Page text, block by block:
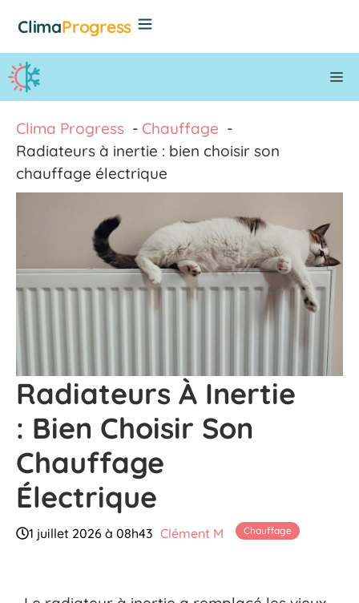
contenu
ClimaProgress
Clima Progress
Chauffage
Radiateurs à inertie : bien choisir son
chauffage électrique
Radiateurs À Inertie
: Bien Choisir Son
Chauffage
Électrique
1 juillet 2026 à 08h43 Clément M Chauffage